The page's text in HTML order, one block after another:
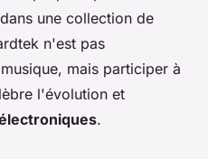
une collection de
n'est pas
mais participer à
l'évolution et
.